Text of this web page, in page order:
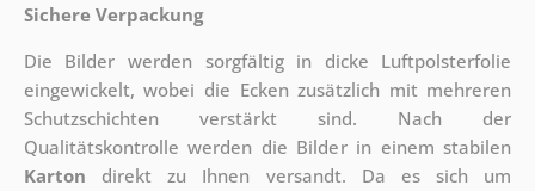
Sichere Verpackung
Die Bilder werden sorgfältig in dicke Luftpolsterfolie
eingewickelt, wobei die Ecken zusätzlich mit mehreren
Schutzschichten verstärkt sind. Nach der
Qualitätskontrolle werden die Bilder in einem stabilen
Karton direkt zu Ihnen versandt. Da es sich um